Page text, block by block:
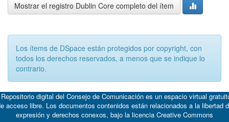
Mostrar el registro Dublin Core completo del ítem
Los ítems de DSpace están protegidos por copyright, con
todos los derechos reservados, a menos que se indique lo
contrario.
digital del Consejo de Comunicación es un espacio virtual
acceso libre. Los documentos contenidos están relacionados a la libertad
expresión y derechos conexos, bajo la licencia Creative Commons